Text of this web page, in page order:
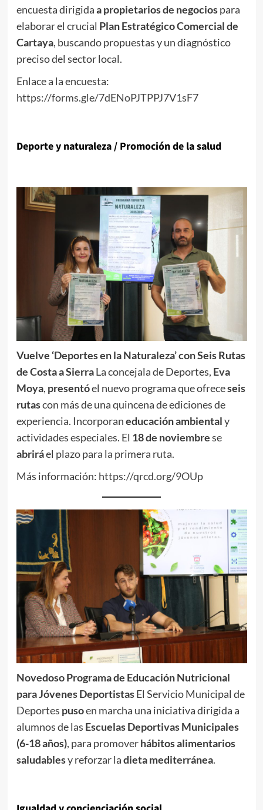
encuesta dirigidaa propietarios de negociospara
elaborar el crucial Plan Estratégico Comercial de
Cartaya, buscando propuestas y un diagnóstico
preciso del sector local.
Enlace a la encuesta:
https://forms.gle/7dENoPJTPPJ7V1sF7
Deporte y naturaleza / Promoción de la salud
Vuelve ‘Deportes en la Naturaleza’ con Seis Rutas
de Costa a SierraLa concejala de Deportes, Eva
Moya, presentóel nuevo programa que ofreceseis
rutascon más de una quincena de ediciones de
experiencia. Incorporaneducación ambientaly
actividades especiales. El 18 de noviembrese
abriráel plazo para la primera ruta.
Más información: https://qrcd.org/9OUp
Novedoso Programa de Educación Nutricional
para Jóvenes DeportistasEl Servicio Municipal de
Deportes pusoen marcha una iniciativa dirigida a
alumnos de las Escuelas Deportivas Municipales
(6-18 años), para promoverhábitos alimentarios
saludablesy reforzar ladieta mediterránea.